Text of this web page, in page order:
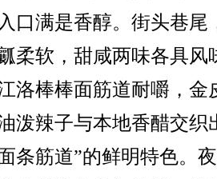
口满是香醇。街头巷尾
柔软，甜咸两味各具风
洛棒棒面筋道耐嚼，金
泼辣子与本地香醋交织
条筋道”的鲜明特色。